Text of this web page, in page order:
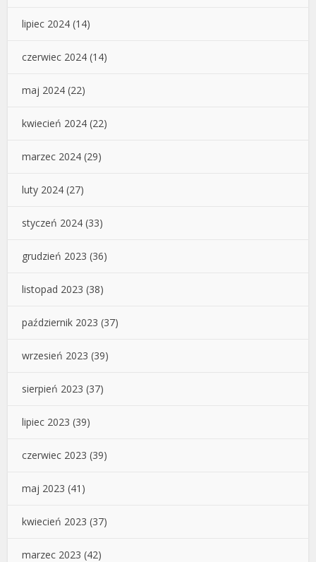
lipiec 2024 (14)
czerwiec 2024 (14)
maj 2024 (22)
kwiecień 2024 (22)
marzec 2024 (29)
luty 2024 (27)
styczeń 2024 (33)
grudzień 2023 (36)
listopad 2023 (38)
październik 2023 (37)
wrzesień 2023 (39)
sierpień 2023 (37)
lipiec 2023 (39)
czerwiec 2023 (39)
maj 2023 (41)
kwiecień 2023 (37)
marzec 2023 (42)